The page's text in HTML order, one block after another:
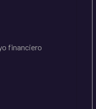
financiero